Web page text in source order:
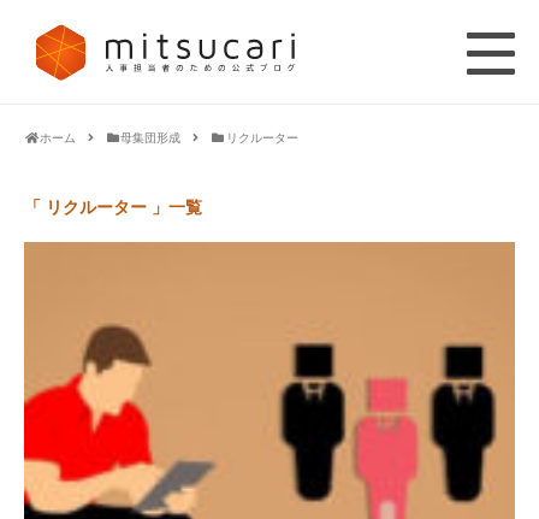
ホーム 母集団形成 リクルーター
「 リクルーター 」一覧